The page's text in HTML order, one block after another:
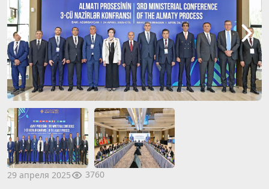
29 апреля 2025 3760